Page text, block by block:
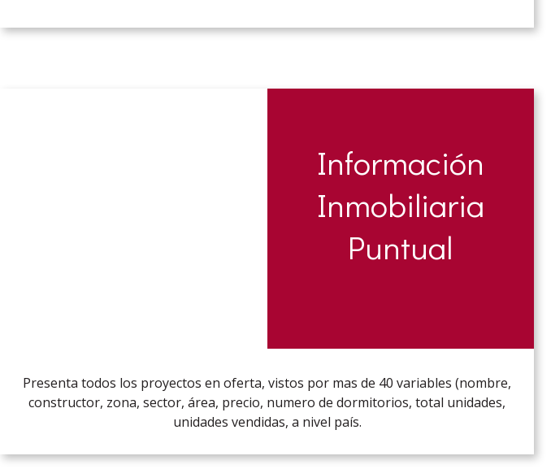
Información
Inmobiliaria
Puntual
Presenta todos los proyectos en oferta, vistos por mas de 40 variables (nombre,
constructor, zona, sector, área, precio, numero de dormitorios, total unidades,
unidades vendidas, a nivel país.